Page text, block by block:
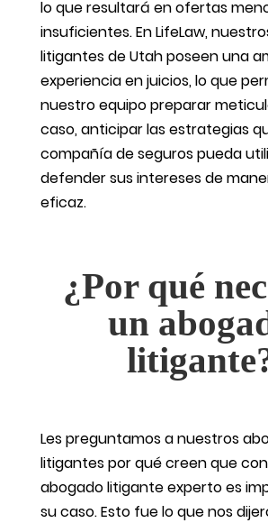
lo que resultará en ofertas
insuficientes. En LifeLaw,
litigantes de Utah poseen una
experiencia en juicios, lo que
nuestro equipo preparar
caso, anticipar las estrategias
compañía de seguros pueda
defender sus intereses de
eficaz.
¿Por qué
un
Les preguntamos a nuestros
litigantes por qué creen que
abogado litigante experto es
su caso. Esto fue lo que nos